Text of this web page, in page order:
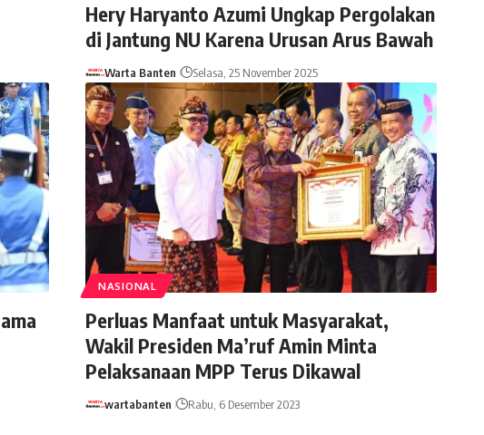
Hery Haryanto Azumi Ungkap Pergolakan
di Jantung NU Karena Urusan Arus Bawah
Warta Banten Selasa, 25 November 2025
NASIONAL
Perluas Manfaat untuk Masyarakat,
Wakil Presiden Ma’ruf Amin Minta
Pelaksanaan MPP Terus Dikawal
wartabanten Rabu, 6 Desember 2023